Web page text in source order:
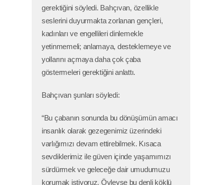
gerektiğini söyledi. Bahçıvan, özellikle
seslerini duyurmakta zorlanan gençleri,
kadınları ve engellileri dinlemekle
yetinmemeli; anlamaya, desteklemeye ve
yollarını açmaya daha çok çaba
göstermeleri gerektiğini anlattı.
Bahçıvan şunları söyledi:
“Bu çabanın sonunda bu dönüşümün amacı
insanlık olarak gezegenimiz üzerindeki
varlığımızı devam ettirebilmek. Kısaca
sevdiklerimiz ile güven içinde yaşamımızı
sürdürmek ve geleceğe dair umudumuzu
korumak istiyoruz. Öyleyse bu denli köklü